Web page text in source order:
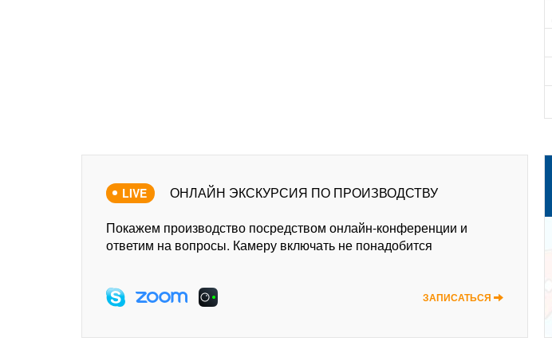
LIVE
ОНЛАЙН ЭКСКУРСИЯ ПО ПРОИЗВОДСТВУ
Покажем производство посредством онлайн-конференции и
ответим на вопросы. Камеру включать не понадобится
ЗАПИСАТЬСЯ